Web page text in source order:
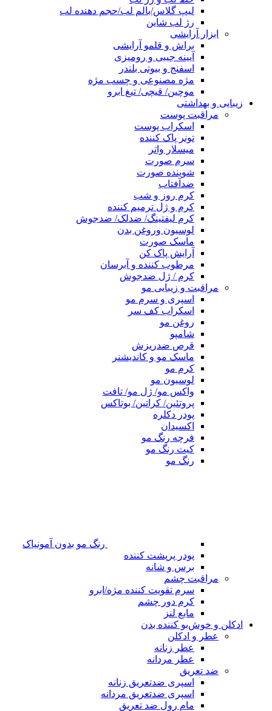
لیپ گلاس/بالم لب/حجم دهنده لب
رژ لب شاین
ابزار آرایشی
براش و قلمو آرایشی
آیینه جیبی و رومیزی
اسفنج و بیوتی بلندر
مژه مصنوعی و چسب مژه
موچین/ قیچی/ تیغ ابرو
زیبایی و بهداشتی
مراقبت پوست
اسکراب پوست
تونر پاک کننده
میسلار واتر
سرم صورت
شوینده صورت
ضدآفتاب
کرم روز و شب
کرم و ژل ترمیم کننده
کرم لیفتینگ/ ضدلک/ ضدجوش
لوسیون وروغن بدن
ماسک صورت
آرایش پاک کن
مرطوب کننده و آبرسان
کرم / ژل ضدجوش
مراقبت و زیبایی مو
اسپری و سرم مو
اسکراب کف سر
روغن مو
شامپو
قرص ضدریزش
ماسک مو و کاندیشنر
کرم مو
لوسیون مو
واکس مو/ ژل مو/ تافت
پروتئین/ کراتین/ بوتاکس
پودر دکلره
اکسیدان
فرچه رنگ مو
کیت رنگ مو
رنگ مو
رنگ مو بدون آمونیاک
پودر پرپشت کننده
برس و شانه
مراقبت چشم
سرم تقویت کننده مژه/ابرو
کرم دور چشم
مایع لنز
ادکلن و خوش‌بو کننده بدن
عطر و ادکلن
عطر زنانه
عطر مردانه
ضد تعریق
اسپری ضدتعریق زنانه
اسپری ضدتعریق مردانه
مام رول ضد تعریق